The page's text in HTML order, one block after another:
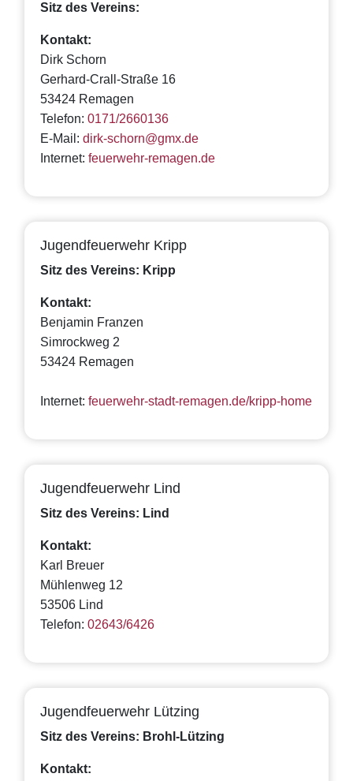
Sitz des Vereins:
Kontakt:
Dirk Schorn
Gerhard-Crall-Straße 16
53424 Remagen
Telefon: 0171/2660136
E-Mail: dirk-schorn@gmx.de
Internet: feuerwehr-remagen.de
Jugendfeuerwehr Kripp
Sitz des Vereins: Kripp
Kontakt:
Benjamin Franzen
Simrockweg 2
53424 Remagen
Internet: feuerwehr-stadt-remagen.de/kripp-home
Jugendfeuerwehr Lind
Sitz des Vereins: Lind
Kontakt:
Karl Breuer
Mühlenweg 12
53506 Lind
Telefon: 02643/6426
Jugendfeuerwehr Lützing
Sitz des Vereins: Brohl-Lützing
Kontakt: